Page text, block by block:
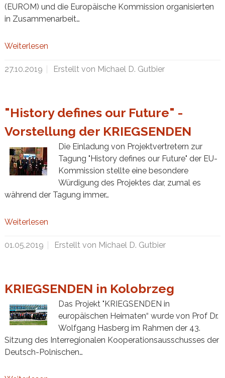
(EUROM) und die Europäische Kommission organisierten
in Zusammenarbeit…
Weiterlesen
27.10.2019 Erstellt von Michael D. Gutbier
"History defines our Future" -
Vorstellung der KRIEGSENDEN
Die Einladung von Projektvertretern zur
Tagung "History defines our Future" der EU-
Kommission stellte eine besondere
Würdigung des Projektes dar, zumal es
während der Tagung immer…
Weiterlesen
01.05.2019 Erstellt von Michael D. Gutbier
KRIEGSENDEN in Kolobrzeg
Das Projekt "KRIEGSENDEN in
europäischen Heimaten“ wurde von Prof Dr.
Wolfgang Hasberg im Rahmen der 43.
Sitzung des Interregionalen Kooperationsausschusses der
Deutsch-Polnischen…